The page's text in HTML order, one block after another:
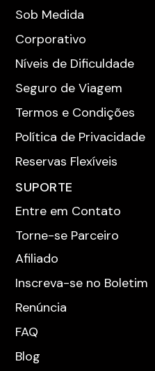
Sob Medida
Corporativo
Níveis de Dificuldade
Seguro de Viagem
Termos e Condições
Política de Privacidade
Reservas Flexíveis
SUPORTE
Entre em Contato
Torne-se Parceiro
Afiliado
Inscreva-se no Boletim
Renúncia
FAQ
Blog